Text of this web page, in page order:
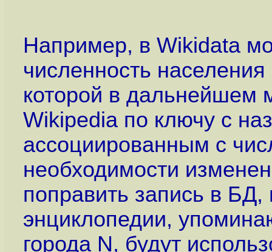
Например, в Wikidata
численность
которой в дальнейшем
Wikipedia по ключу с
ассоциированным с
необходимости
поправить запись в БД,
энциклопедии,
города N, будут